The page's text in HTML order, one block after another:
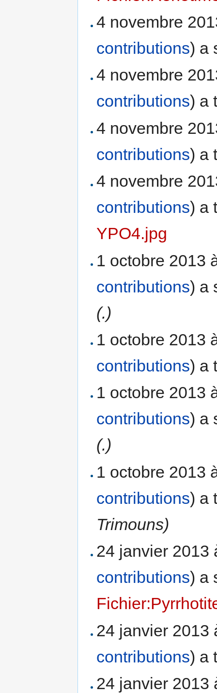
4 novembre
contributions) a
4 novembre
contributions) a
4 novembre
contributions) a
4 novembre
contributions) a
YPO4.jpg
1 octobre 2013
contributions) a
(.)
1 octobre 2013
contributions) a
1 octobre 2013
contributions) a
(.)
1 octobre 2013
contributions) a
Trimouns)
24 janvier 2013
contributions) a
24 janvier 2013
contributions) a
24 janvier 2013